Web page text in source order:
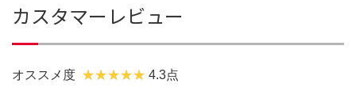
カスタマーレビュー
オススメ度 4.3点